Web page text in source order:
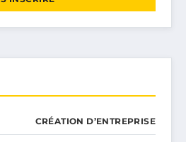
CRÉATION D’ENTREPRISE